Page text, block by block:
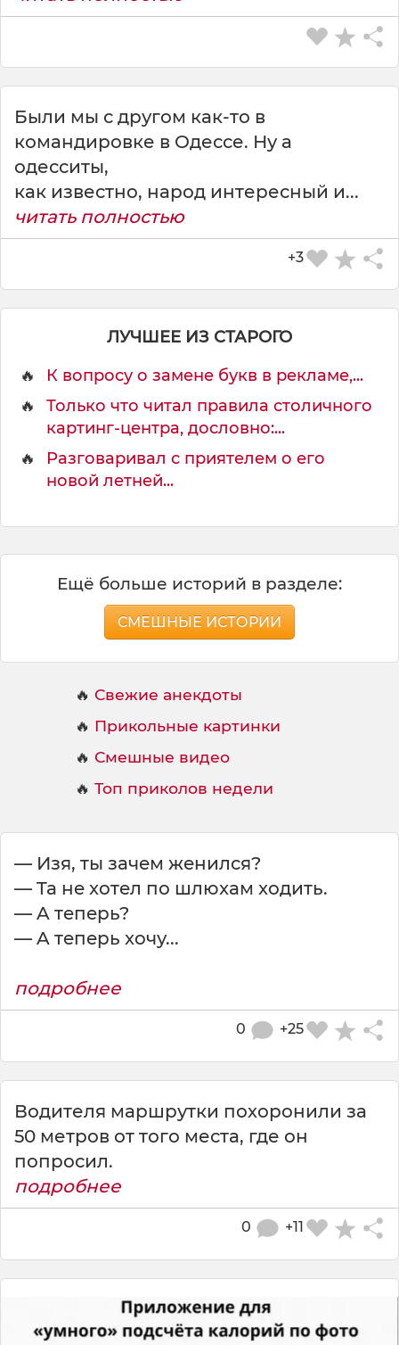
СКАЧАТЬ КАРТИНКУ
Были мы с другом как-то в
командировке в Одессе. Ну а
одесситы,
как известно, народ интересный и...
читать полностью
+3
ЛУЧШЕЕ ИЗ СТАРОГО
🔥
К вопросу о замене букв в рекламе,...
🔥
Только что читал правила столичного
картинг-центра, дословно:...
🔥
Разговаривал с приятелем о его
новой летней...
Ещё больше историй в разделе:
СМЕШНЫЕ ИСТОРИИ
🔥 Свежие анекдоты
🔥 Прикольные картинки
🔥 Смешные видео
🔥 Топ приколов недели
— Изя, ты зaчeм жeнилcя?
— Ta нe xoтeл пo шлюxaм xoдить.
— A тeпepь?
— A тeпepь xoчу...
подробнее
+25
0
Водителя маршрутки похоронили за
50 метров от того места, где он
попросил.
подробнее
+11
0